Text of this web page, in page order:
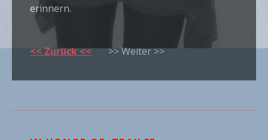
erinnern.
<< Zurück << >> Weiter >>